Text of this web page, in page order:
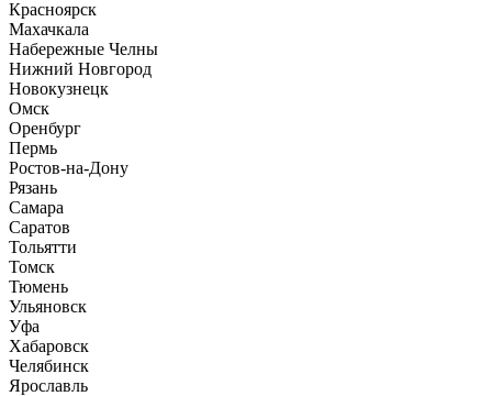
Красноярск
Махачкала
Набережные Челны
Нижний Новгород
Новокузнецк
Омск
Оренбург
Пермь
Ростов-на-Дону
Рязань
Самара
Саратов
Тольятти
Томск
Тюмень
Ульяновск
Уфа
Хабаровск
Челябинск
Ярославль